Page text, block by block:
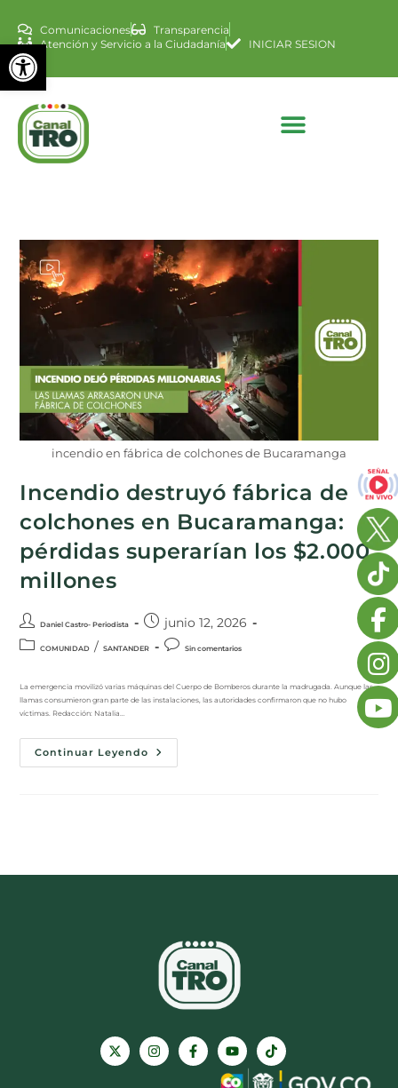
Abrir barra de
Comunicaciones
Transparencia
Atención y Servicio a la Ciudadanía
INICIAR SESION
incendio en fábrica de colchones de Bucaramanga
Incendio destruyó fábrica de
colchones en Bucaramanga:
pérdidas superarían los $2.000
millones
Daniel Castro- Periodista junio 12, 2026
COMUNIDAD / SANTANDER Sin comentarios
La emergencia movilizó varias máquinas del Cuerpo de Bomberos durante la madrugada. Aunque las
llamas consumieron gran parte de las instalaciones, las autoridades confirmaron que no hubo
víctimas. Redacción: Natalia…
Continuar Leyendo